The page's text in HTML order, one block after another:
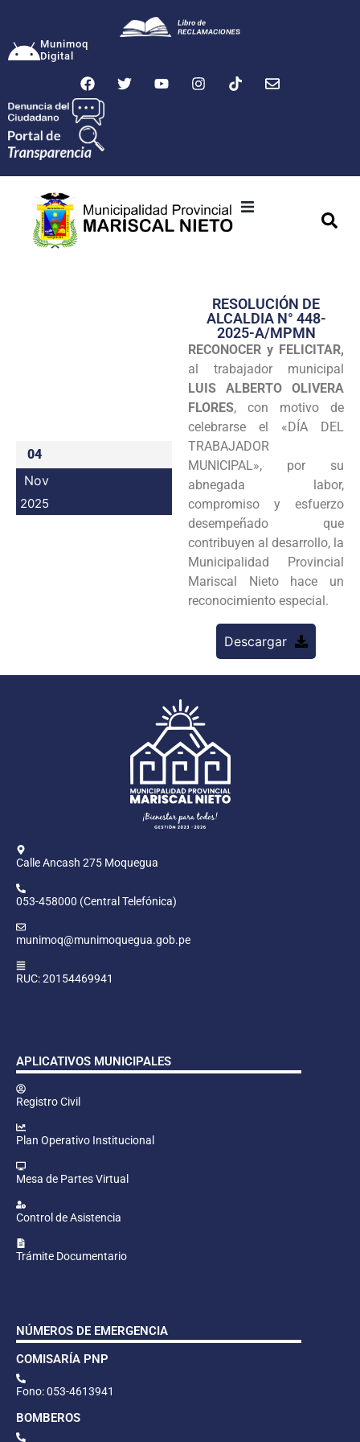
Munimoq
Digital
Transparencia
Seguridad
Programas
Intranet
04
Nov
2025
RESOLUCIÓN DE
ALCALDIA N° 448-
2025-A/MPMN
RECONOCER y FELICITAR,
al trabajador municipal
LUIS ALBERTO OLIVERA
FLORES, con motivo de
celebrarse el «DÍA DEL
TRABAJADOR
MUNICIPAL», por su
abnegada labor,
compromiso y esfuerzo
desempeñado que
contribuyen al desarrollo, la
Municipalidad Provincial
Mariscal Nieto hace un
reconocimiento especial.
Descargar
Calle Ancash 275 Moquegua
053-458000 (Central Telefónica)
munimoq@munimoquegua.gob.pe
RUC: 20154469941
APLICATIVOS MUNICIPALES
Registro Civil
Plan Operativo Institucional
Mesa de Partes Virtual
Control de Asistencia
Trámite Documentario
NÚMEROS DE EMERGENCIA
COMISARÍA PNP
Fono: 053-4613941
BOMBEROS